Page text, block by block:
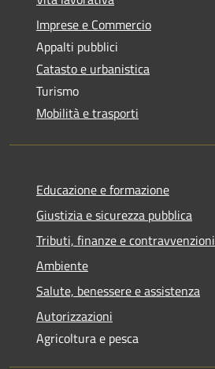
Imprese e Commercio
Appalti pubblici
Catasto e urbanistica
Turismo
Mobilità e trasporti
Educazione e formazione
Giustizia e sicurezza pubblica
Tributi, finanze e contravvenzioni
Ambiente
Salute, benessere e assistenza
Autorizzazioni
Agricoltura e pesca